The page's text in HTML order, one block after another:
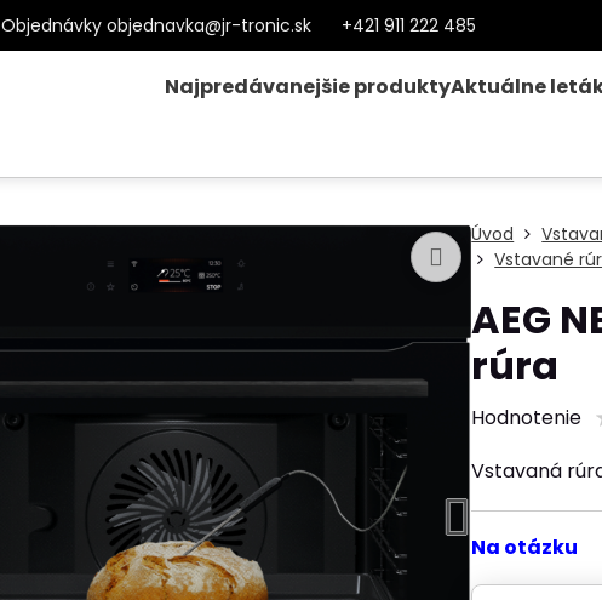
Objednávky objednavka@jr-tronic.sk +421 911 222 485
Najpredávanejšie produktyAktuálne
Úvod
Vstavané
AEG
rúra
Hodnotenie
Vstavaná
Na otázku